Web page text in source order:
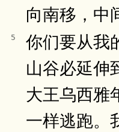
向南移，中
5
你们要从我
山谷必延伸
大王乌西雅
一样逃跑。